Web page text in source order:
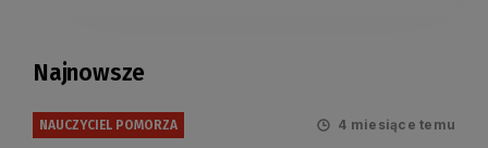
Najnowsze
NAUCZYCIEL POMORZA 4 miesiące temu